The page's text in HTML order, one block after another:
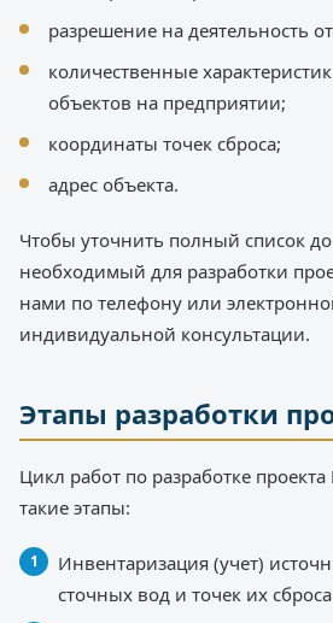
разрешение на деятельность
количественные
объектов на предприятии;
координаты точек сброса;
адрес объекта.
Чтобы уточнить полный список
необходимый для разработки
нами по телефону или
индивидуальной консультации.
Этапы разработки
Цикл работ по разработке
такие этапы:
Инвентаризация (учет)
сточных вод и точек их